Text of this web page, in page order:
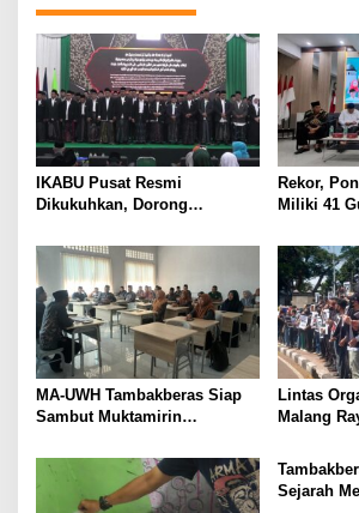
IKABU Pusat Resmi
Dikukuhkan, Dorong
Alumni
Rekor,
Miliki 41
MA-UWH Tambakberas Siap
Sambut Muktamirin
Lintas
Malang
Ireng”
Sejarah